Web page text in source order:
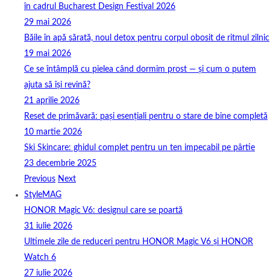
în cadrul Bucharest Design Festival 2026
29 mai 2026
Băile în apă sărată, noul detox pentru corpul obosit de ritmul zilnic
19 mai 2026
Ce se întâmplă cu pielea când dormim prost — și cum o putem
ajuta să își revină?
21 aprilie 2026
Reset de primăvară: pași esențiali pentru o stare de bine completă
10 martie 2026
Ski Skincare: ghidul complet pentru un ten impecabil pe pârtie
23 decembrie 2025
Previous Next
StyleMAG
HONOR Magic V6: designul care se poartă
31 iulie 2026
Ultimele zile de reduceri pentru HONOR Magic V6 și HONOR
Watch 6
27 iulie 2026